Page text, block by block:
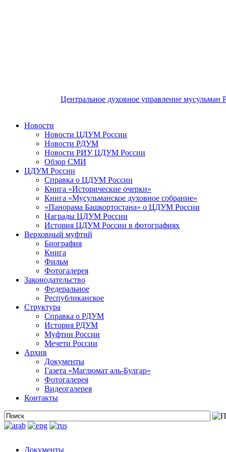
Центральное духовное управление мусульман
Новости
Новости ЦДУМ России
Новости РДУМ
Новости РИУ ЦДУМ России
Обзор СМИ
ЦДУМ России
Справка о ЦДУМ России
Книга «Исторические очерки»
Книга «Мусульманское духовное собрание»
«Панорама Башкортостана» о ЦДУМ России
Награды ЦДУМ России
История ЦДУМ России в фотографиях
Верховный муфтий
Биография
Книга
Фильм
Фотогалерея
Законодательство
Федеральное
Республиканское
Структура
Справка о РДУМ
История РДУМ
Муфтии России
Мечети России
Архив
Документы
Газета «Маглюмат аль-Булгар»
Фотогалерея
Видеогалерея
Контакты
Документы